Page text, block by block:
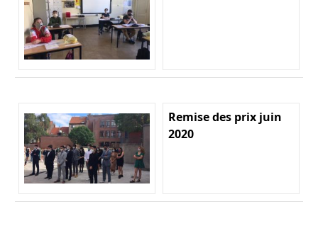
Remise des prix juin
2020